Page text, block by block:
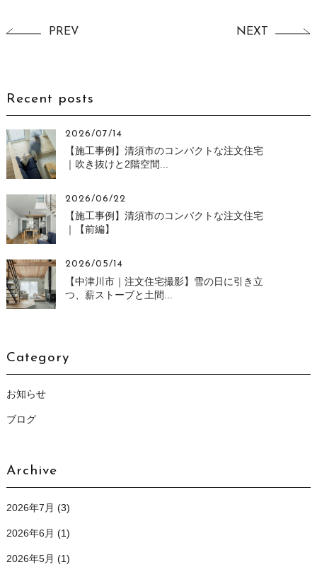
PREV NEXT
Recent posts
2026/07/14
【施工事例】清須市のコンパクトな注文住宅
｜吹き抜けと2階空間...
2026/06/22
【施工事例】清須市のコンパクトな注文住宅
｜【前編】
2026/05/14
【中津川市｜注文住宅撮影】雪の日に引き立
つ、薪ストーブと土間...
Category
お知らせ
ブログ
Archive
2026年7月 (3)
2026年6月 (1)
2026年5月 (1)